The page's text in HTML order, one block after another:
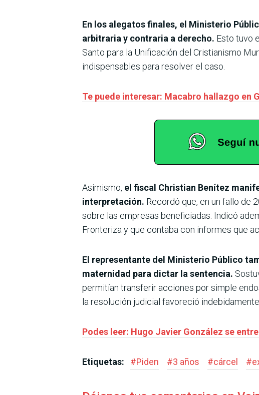
En los alegatos finales, el Ministerio
arbitraria y contraria a derecho. Esto tuvo
Santo para la Unificación del Cristianismo
indispensables para resolver el caso.
Te puede interesar: Macabro hallazgo en
Asimismo, el fiscal Christian Benítez
interpretación. Recordó que, en un fallo de
sobre las empresas beneficiadas. Indicó
Fronteriza y que contaba con informes que
El representante del Ministerio Público
maternidad para dictar la sentencia.
permitían transferir acciones por simple
la resolución judicial favoreció
Podes leer: Hugo Javier González se
Etiquetas: #Piden #3 años #cárcel #